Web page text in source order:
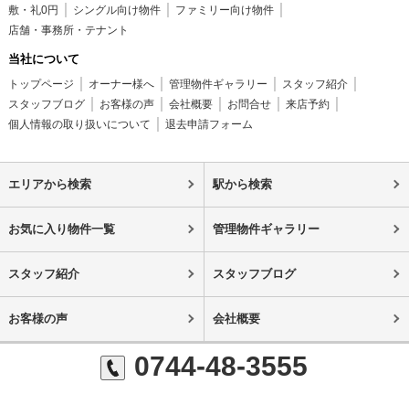
敷・礼0円
シングル向け物件
ファミリー向け物件
店舗・事務所・テナント
当社について
トップページ オーナー様へ 管理物件ギャラリー
スタッフ紹介
スタッフブログ
お客様の声 会社概要 お問合せ
来店予約
個人情報の取り扱いについて
退去申請フォーム
エリアから検索 駅から検索
お気に入り物件一覧 管理物件ギャラリー
スタッフ紹介 スタッフブログ
お客様の声 会社概要
0744-48-3555